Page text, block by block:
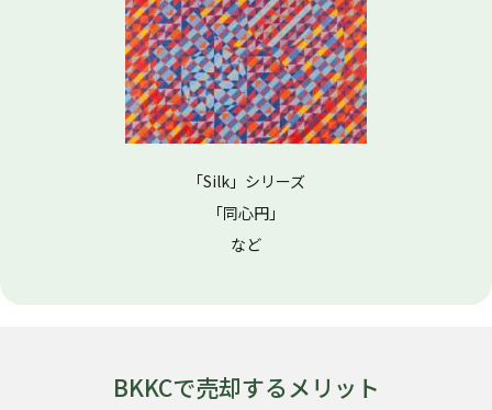
「Silk」シリーズ
「同心円」
など
BKKCで売却するメリット